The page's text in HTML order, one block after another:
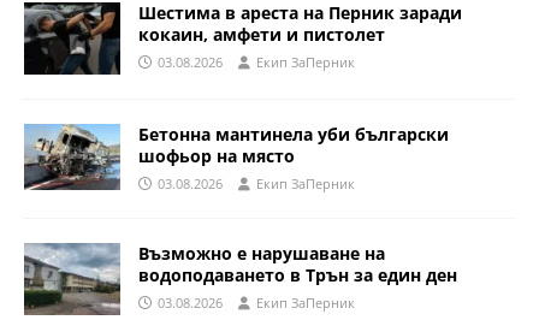
Шестима в ареста на Перник заради
кокаин, амфети и пистолет
03.08.2026 Eкип ЗаПерник
Бетонна мантинела уби български
шофьор на място
03.08.2026 Eкип ЗаПерник
Възможно е нарушаване на
водоподаването в Трън за един ден
03.08.2026 Eкип ЗаПерник